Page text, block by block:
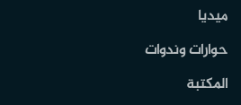
ميديا
حوارات وندوات
المكتبة